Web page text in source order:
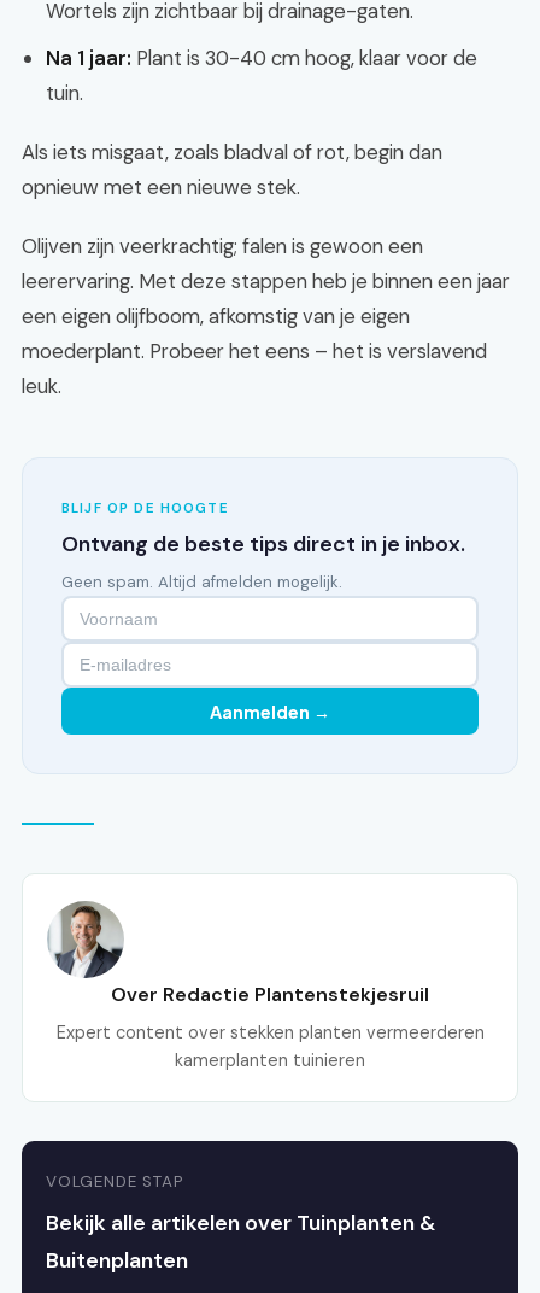
Wortels zijn zichtbaar bij drainage-gaten.
Na 1 jaar: Plant is 30-40 cm hoog, klaar voor de
tuin.
Als iets misgaat, zoals bladval of rot, begin dan
opnieuw met een nieuwe stek.
Olijven zijn veerkrachtig; falen is gewoon een
leerervaring. Met deze stappen heb je binnen een jaar
een eigen olijfboom, afkomstig van je eigen
moederplant. Probeer het eens – het is verslavend
leuk.
BLIJF OP DE HOOGTE
Ontvang de beste tips direct in je inbox.
Geen spam. Altijd afmelden mogelijk.
Aanmelden →
Over Redactie Plantenstekjesruil
Expert content over stekken planten vermeerderen
kamerplanten tuinieren
VOLGENDE STAP
Bekijk alle artikelen over Tuinplanten &
Buitenplanten